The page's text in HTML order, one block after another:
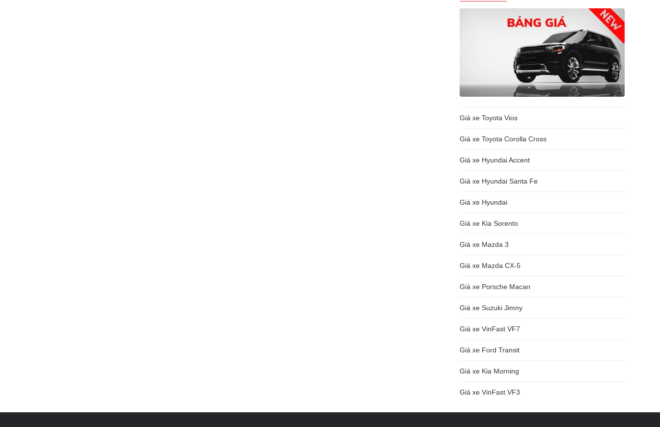
Giá xe Toyota Vios
Giá xe Toyota Corolla Cross
Giá xe Hyundai Accent
Giá xe Hyundai Santa Fe
Giá xe Hyundai
Giá xe Kia Sorento
Giá xe Mazda 3
Giá xe Mazda CX-5
Giá xe Porsche Macan
Giá xe Suzuki Jimny
Giá xe VinFast VF7
Giá xe Ford Transit
Giá xe Kia Morning
Giá xe VinFast VF3